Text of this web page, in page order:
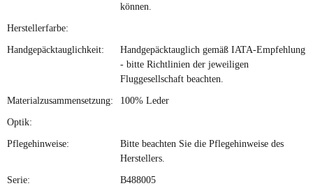
können.
Herstellerfarbe:
Handgepäcktauglichkeit:
Handgepäcktauglich gemäß IATA-Empfehlung
- bitte Richtlinien der jeweiligen
Fluggesellschaft beachten.
Materialzusammensetzung: 100% Leder
Optik:
Pflegehinweise:
Bitte beachten Sie die Pflegehinweise des
Herstellers.
Serie: B488005